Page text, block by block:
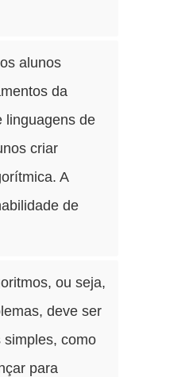
alunos
da
linguagens de
criar
A
de
ou seja,
deve ser
simples, como
para